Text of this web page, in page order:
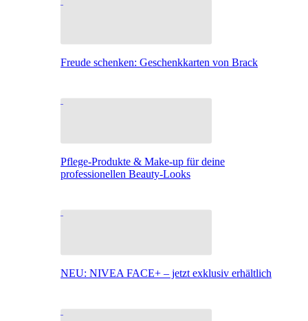
Freude schenken: Geschenkkarten von Brack
Pflege-Produkte & Make-up für deine
professionellen Beauty-Looks
NEU: NIVEA FACE+ – jetzt exklusiv erhältlich